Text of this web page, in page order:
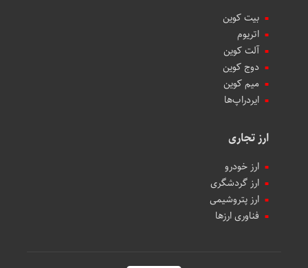
بیت کوین
اتریوم
آلت کوین
دوج کوین
میم کوین‌
ایردراپ‌ها
ارز تجاری
ارز خودرو
ارز گردشگری
ارز پتروشیمی
فناوری ارزها